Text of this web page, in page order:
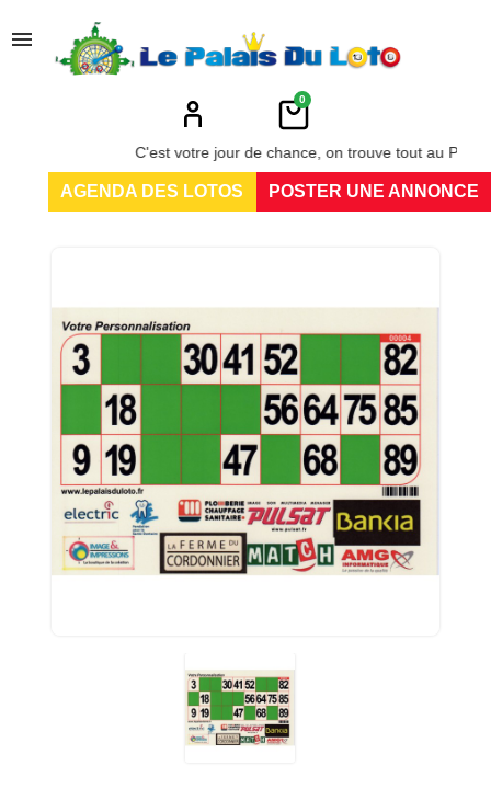
0
AGENDA DES LOTOS POSTER UNE ANNONCE
C'est votre jour de chance, on trouve tout au Palais du
menu